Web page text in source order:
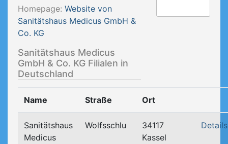
Homepage: Website von
Sanitätshaus Medicus GmbH &
Co. KG
Sanitätshaus Medicus
GmbH & Co. KG Filialen in
Deutschland
Name Straße Ort
Sanitätshaus
Medicus
Wolfsschlu
34117
Kassel
Details